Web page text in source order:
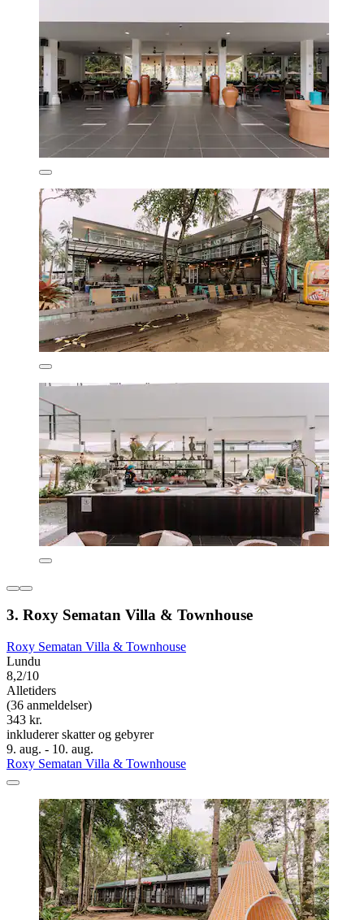
3. Roxy Sematan Villa & Townhouse
Roxy Sematan Villa & Townhouse
Lundu
8,2/10
Alletiders
(36 anmeldelser)
343 kr.
inkluderer skatter og gebyrer
9. aug. - 10. aug.
Roxy Sematan Villa & Townhouse